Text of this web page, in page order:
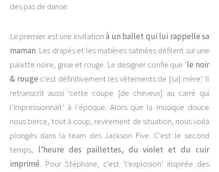
des pas de danse.
Le premier est une invitationà un ballet qui lui rappelle sa
maman. Les drapés et les matières satinées défilent sur une
palette noire, grise et rouge. Le designer confie que ‘le noir
& rouge c’est définitivement les vêtements de [sa] mère’. Il
retranscrit aussi ‘cette coupe [de cheveux] au carré qui
l’impressionnait’ à l’époque. Alors que la musique douce
nous berce, tout à coup, revirement de situation, nous voilà
plongés dans la team des Jackson Five. C’est le second
temps, l’heure des paillettes, du violet et du cuir
imprimé. Pour Stéphane, c’est ‘l’explosion’ inspirée des